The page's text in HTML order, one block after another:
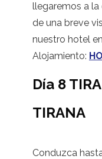
llegaremos a la
de una breve
nuestro hotel
Alojamiento:
Día 8
TIRANA
Conduzca